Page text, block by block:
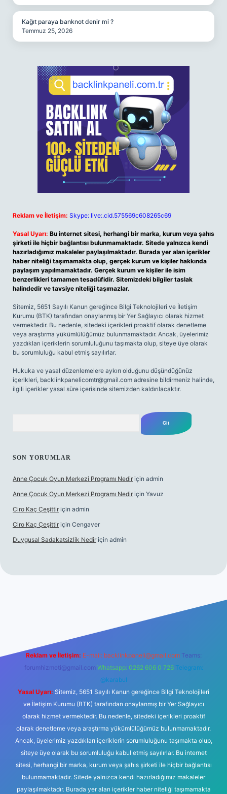
Kağıt paraya banknot denir mi ?
Temmuz 25, 2026
Reklam ve İletişim: Skype: live:.cid.575569c608265c69
Yasal Uyarı: Bu internet sitesi, herhangi bir marka, kurum veya şahıs
şirketi ile hiçbir bağlantısı bulunmamaktadır. Sitede yalnızca kendi
hazırladığımız makaleler paylaşılmaktadır. Burada yer alan içerikler
haber niteliği taşımamakta olup, gerçek kurum ve kişiler hakkında
paylaşım yapılmamaktadır. Gerçek kurum ve kişiler ile isim
benzerlikleri tamamen tesadüfidir. Sitemizdeki bilgiler taslak
halindedir ve tavsiye niteliği taşımazlar.
Sitemiz, 5651 Sayılı Kanun gereğince Bilgi Teknolojileri ve İletişim
Kurumu (BTK) tarafından onaylanmış bir Yer Sağlayıcı olarak hizmet
vermektedir. Bu nedenle, sitedeki içerikleri proaktif olarak denetleme
veya araştırma yükümlülüğümüz bulunmamaktadır. Ancak, üyelerimiz
yazdıkları içeriklerin sorumluluğunu taşımakta olup, siteye üye olarak
bu sorumluluğu kabul etmiş sayılırlar.
Hukuka ve yasal düzenlemelere aykırı olduğunu düşündüğünüz
içerikleri, backlinkpanelicomtr@gmail.com adresine bildirmeniz halinde,
ilgili içerikler yasal süre içerisinde sitemizden kaldırılacaktır.
SON YORUMLAR
Anne Çocuk Oyun Merkezi Programı Nedir için admin
Anne Çocuk Oyun Merkezi Programı Nedir için Yavuz
Ciro Kaç Çeşittir için admin
Ciro Kaç Çeşittir için Cengaver
Duygusal Sadakatsizlik Nedir için admin
Reklam ve İletişim: E-mail: backlinkpaneli@gmail.com Teams:
forumhizmeti@gmail.com Whatsapp: 0262 606 0 726 Telegram:
@karabul
Yasal Uyarı: Sitemiz, 5651 Sayılı Kanun gereğince Bilgi Teknolojileri
ve İletişim Kurumu (BTK) tarafından onaylanmış bir Yer Sağlayıcı
olarak hizmet vermektedir. Bu nedenle, sitedeki içerikleri proaktif
olarak denetleme veya araştırma yükümlülüğümüz bulunmamaktadır.
Ancak, üyelerimiz yazdıkları içeriklerin sorumluluğunu taşımakta olup,
siteye üye olarak bu sorumluluğu kabul etmiş sayılırlar. Bu internet
sitesi, herhangi bir marka, kurum veya şahıs şirketi ile hiçbir bağlantısı
bulunmamaktadır. Sitede yalnızca kendi hazırladığımız makaleler
paylaşılmaktadır. Burada yer alan içerikler haber niteliği taşımamakta